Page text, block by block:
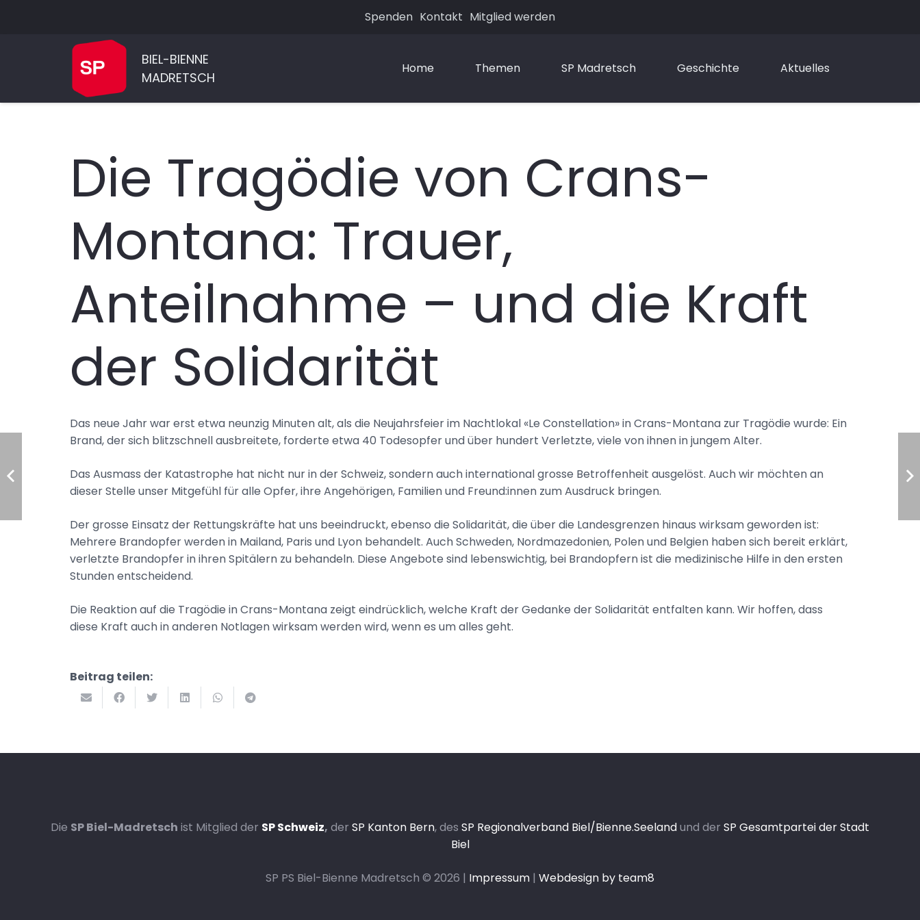
Spenden Kontakt Mitglied werden
BIEL-BIENNE
MADRETSCH
Home Themen SP Madretsch Geschichte Aktuelles
Die Tragödie von Crans-
Montana: Trauer,
Anteilnahme – und die Kraft
der Solidarität
Das neue Jahr war erst etwa neunzig Minuten alt, als die Neujahrsfeier im Nachtlokal «Le Constellation» in Crans-Montana zur Tragödie wurde: Ein
Brand, der sich blitzschnell ausbreitete, forderte etwa 40 Todesopfer und über hundert Verletzte, viele von ihnen in jungem Alter.
Das Ausmass der Katastrophe hat nicht nur in der Schweiz, sondern auch international grosse Betroffenheit ausgelöst. Auch wir möchten an
dieser Stelle unser Mitgefühl für alle Opfer, ihre Angehörigen, Familien und Freund:innen zum Ausdruck bringen.
Der grosse Einsatz der Rettungskräfte hat uns beeindruckt, ebenso die Solidarität, die über die Landesgrenzen hinaus wirksam geworden ist:
Mehrere Brandopfer werden in Mailand, Paris und Lyon behandelt. Auch Schweden, Nordmazedonien, Polen und Belgien haben sich bereit erklärt,
verletzte Brandopfer in ihren Spitälern zu behandeln. Diese Angebote sind lebenswichtig, bei Brandopfern ist die medizinische Hilfe in den ersten
Stunden entscheidend.
Die Reaktion auf die Tragödie in Crans-Montana zeigt eindrücklich, welche Kraft der Gedanke der Solidarität entfalten kann. Wir hoffen, dass
diese Kraft auch in anderen Notlagen wirksam werden wird, wenn es um alles geht.
Beitrag teilen:
Die SP Biel-Madretsch ist Mitglied der SP Schweiz, der SP Kanton Bern, des SP Regionalverband Biel/Bienne.Seelandund der SP Gesamtpartei der Stadt
Biel
SP PS Biel-Bienne Madretsch © 2026 | Impressum | Webdesign by team8